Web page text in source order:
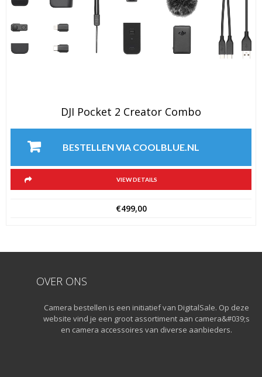
DJI Pocket 2 Creator Combo
BESTELLEN VIA COOLBLUE.NL
VIEW DETAILS
€499,00
OVER ONS
Camera bestellen is een initiatief van DigitalSale. Op deze
website vind je een groot assortiment aan camera&#039;s
en camera accessoires van diverse aanbieders.